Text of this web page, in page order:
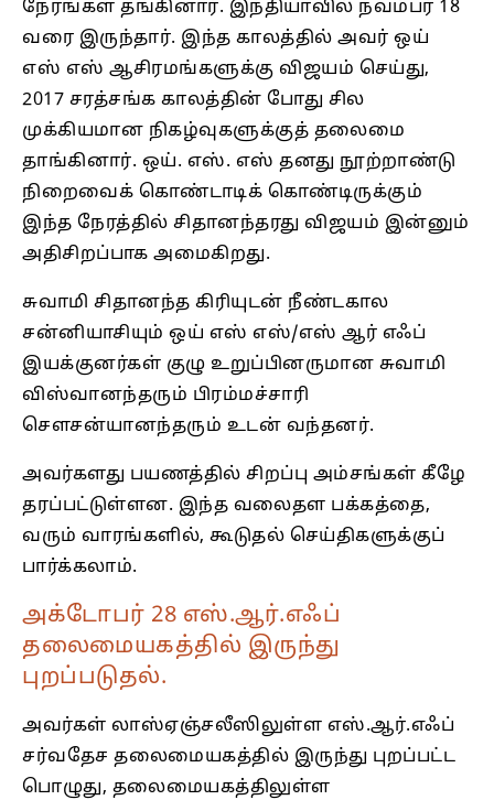
நேரங்கள் தங்கினார். இந்தியாவில் நவம்பர் 18
வரை இருந்தார். இந்த காலத்தில் அவர் ஒய்
எஸ் எஸ் ஆசிரமங்களுக்கு விஜயம் செய்து,
2017 சரத்சங்க காலத்தின் போது சில
முக்கியமான நிகழ்வுகளுக்குத் தலைமை
தாங்கினார். ஒய். எஸ். எஸ் தனது நூற்றாண்டு
நிறைவைக் கொண்டாடிக் கொண்டிருக்கும்
இந்த நேரத்தில் சிதானந்தரது விஜயம் இன்னும்
அதிசிறப்பாக அமைகிறது.
சுவாமி சிதானந்த கிரியுடன் நீண்டகால
சன்னியாசியும் ஒய் எஸ் எஸ்/எஸ் ஆர் எஃப்
இயக்குனர்கள் குழு உறுப்பினருமான சுவாமி
விஸ்வானந்தரும் பிரம்மச்சாரி
செளசன்யானந்தரும் உடன் வந்தனர்.
அவர்களது பயணத்தில் சிறப்பு அம்சங்கள் கீழே
தரப்பட்டுள்ளன. இந்த வலைதள பக்கத்தை,
வரும் வாரங்களில், கூடுதல் செய்திகளுக்குப்
பார்க்கலாம்.
அக்டோபர் 28 எஸ்.ஆர்.எஃப்
தலைமையகத்தில் இருந்து
புறப்படுதல்.
அவர்கள் லாஸ்ஏஞ்சலீஸிலுள்ள எஸ்.ஆர்.எஃப்
சர்வதேச தலைமையகத்தில் இருந்து புறப்பட்ட
பொழுது, தலைமையகத்திலுள்ள